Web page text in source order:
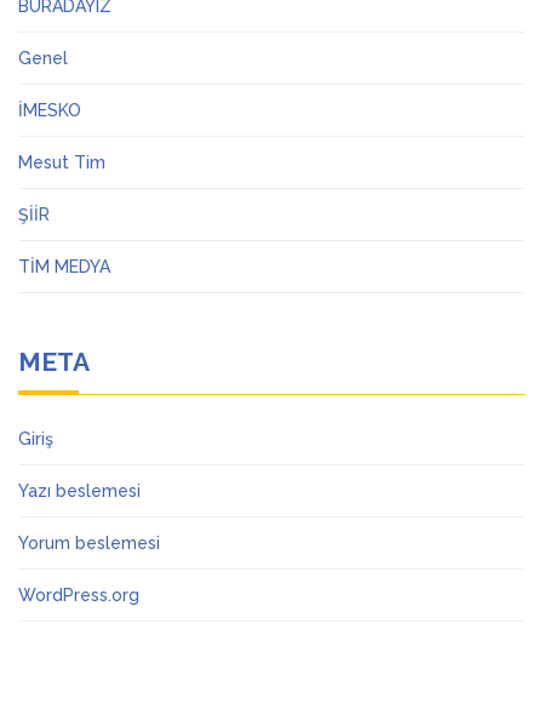
BURADAYIZ
Genel
İMESKO
Mesut Tim
ŞİİR
TİM MEDYA
META
Giriş
Yazı beslemesi
Yorum beslemesi
WordPress.org